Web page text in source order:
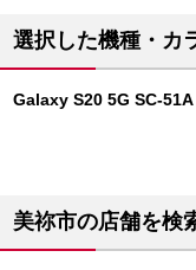
選択した機種・カ
Galaxy S20 5G SC-
美祢市の店舗を検